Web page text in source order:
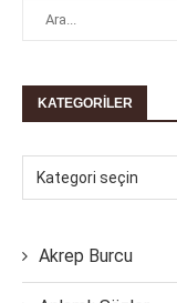
KATEGORILER
Akrep Burcu